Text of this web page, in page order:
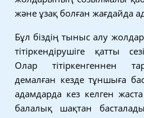
және ұзақ болған жағдайда
Бұл біздің тыныс алу
тітіркендірушіге қатты
Олар тітіркенгеннен
демалған кезде тұншыға
адамдарда кез келген
балалық шақтан